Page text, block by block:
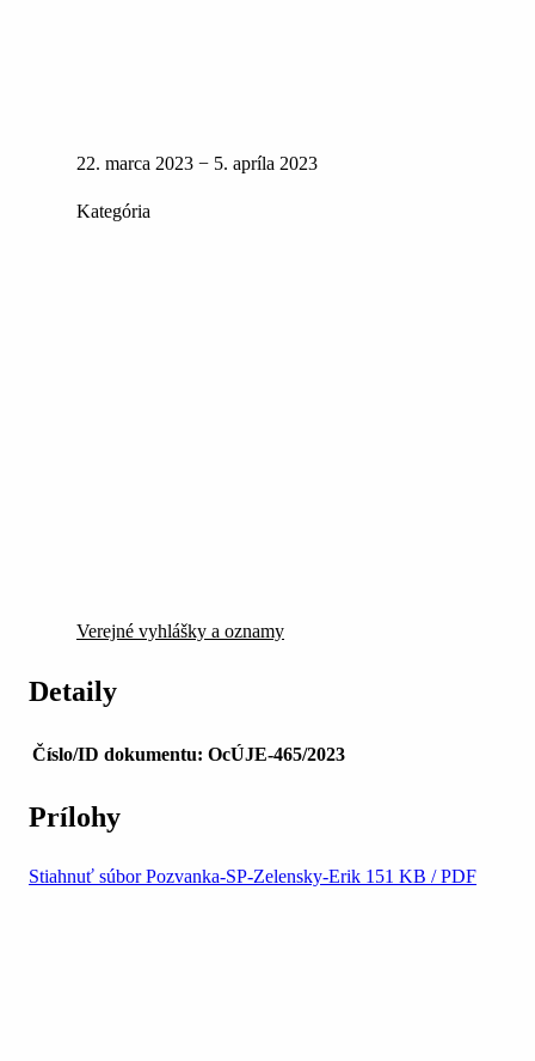
22. marca 2023 − 5. apríla 2023
Kategória
Verejné vyhlášky a oznamy
Detaily
Číslo/ID dokumentu: OcÚJE-465/2023
Prílohy
Stiahnuť súborPozvanka-SP-Zelensky-Erik 151 KB / PDF